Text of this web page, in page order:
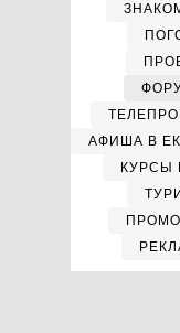
АФИША В
КУРСЫ